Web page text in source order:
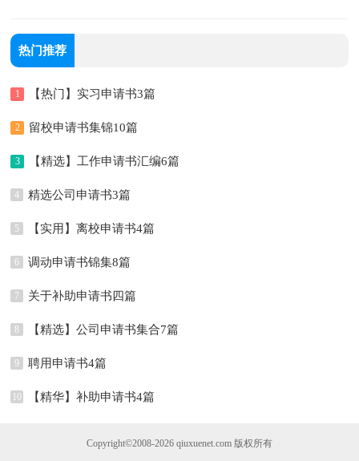
热门推荐
1 【热门】实习申请书3篇
2 留校申请书集锦10篇
3 【精选】工作申请书汇编6篇
4 精选公司申请书3篇
5 【实用】离校申请书4篇
6 调动申请书锦集8篇
7 关于补助申请书四篇
8 【精选】公司申请书集合7篇
9 聘用申请书4篇
10 【精华】补助申请书4篇
Copyright©2008-2026 qiuxuenet.com 版权所有